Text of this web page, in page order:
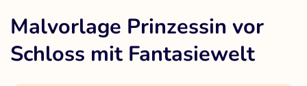
Malvorlage Prinzessin vor
Schloss mit Fantasiewelt